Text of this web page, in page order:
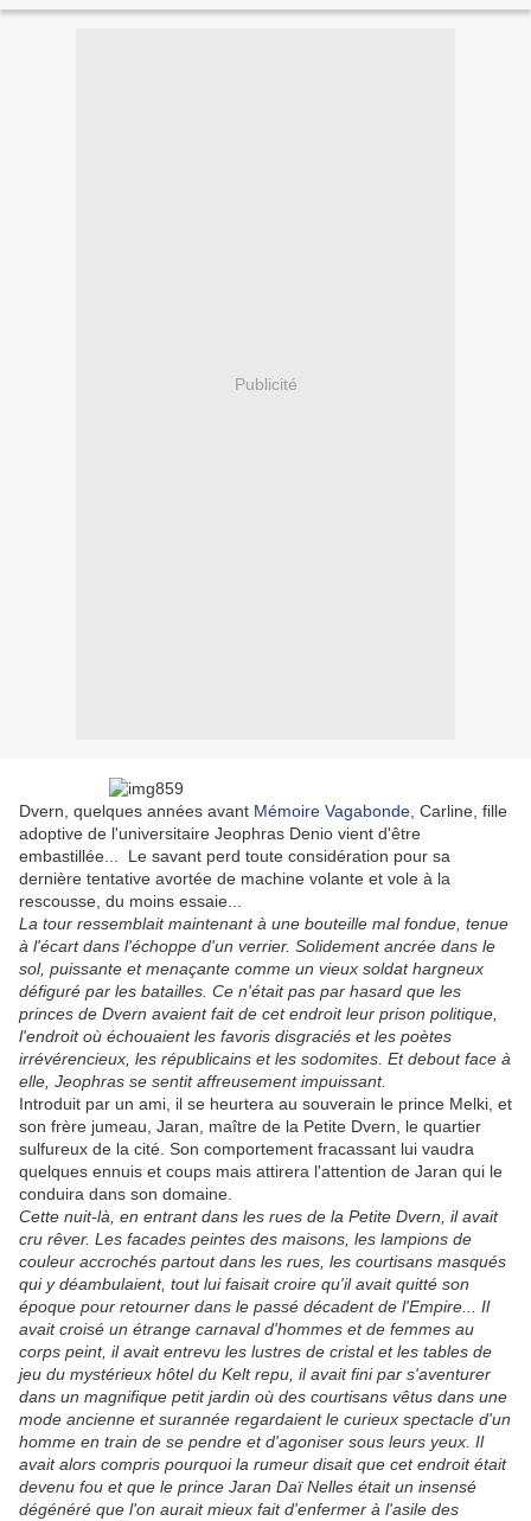
Publicité
Dvern, quelques années avant Mémoire Vagabonde , Carline, fille
adoptive de l'universitaire Jeophras Denio vient d'être
embastillée... Le savant perd toute considération pour sa
dernière tentative avortée de machine volante et vole à la
rescousse, du moins essaie...
La tour ressemblait maintenant à une bouteille mal fondue, tenue
à l'écart dans l'échoppe d'un verrier. Solidement ancrée dans le
sol, puissante et menaçante comme un vieux soldat hargneux
défiguré par les batailles. Ce n'était pas par hasard que les
princes de Dvern avaient fait de cet endroit leur prison politique,
l'endroit où échouaient les favoris disgraciés et les poètes
irrévérencieux, les républicains et les sodomites. Et debout face à
elle, Jeophras se sentit affreusement impuissant.
Introduit par un ami, il se heurtera au souverain le prince Melki, et
son frère jumeau, Jaran, maître de la Petite Dvern, le quartier
sulfureux de la cité. Son comportement fracassant lui vaudra
quelques ennuis et coups mais attirera l'attention de Jaran qui le
conduira dans son domaine.
Cette nuit-là, en entrant dans les rues de la Petite Dvern, il avait
cru rêver. Les facades peintes des maisons, les lampions de
couleur accrochés partout dans les rues, les courtisans masqués
qui y déambulaient, tout lui faisait croire qu'il avait quitté son
époque pour retourner dans le passé décadent de l'Empire... Il
avait croisé un étrange carnaval d'hommes et de femmes au
corps peint, il avait entrevu les lustres de cristal et les tables de
jeu du mystérieux hôtel du Kelt repu, il avait fini par s'aventurer
dans un magnifique petit jardin où des courtisans vêtus dans une
mode ancienne et surannée regardaient le curieux spectacle d'un
homme en train de se pendre et d'agoniser sous leurs yeux. Il
avait alors compris pourquoi la rumeur disait que cet endroit était
devenu fou et que le prince Jaran Daï Nelles était un insensé
dégénéré que l'on aurait mieux fait d'enfermer à l'asile des